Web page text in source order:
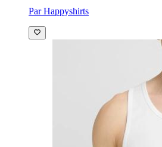
Par Happyshirts